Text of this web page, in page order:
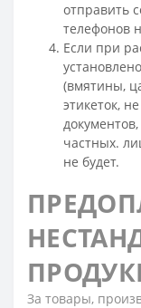
отправить
телефонов
Если при
(вмятины,
этикеток,
частных.
не будет.
За товары,